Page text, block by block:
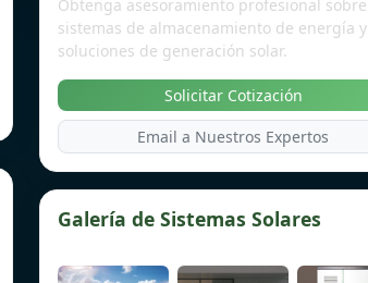
Obtenga asesoramiento profesional sobre
sistemas de almacenamiento de energía y
soluciones de generación solar.
Solicitar Cotización
Email a Nuestros Expertos
Galería de Sistemas Solares